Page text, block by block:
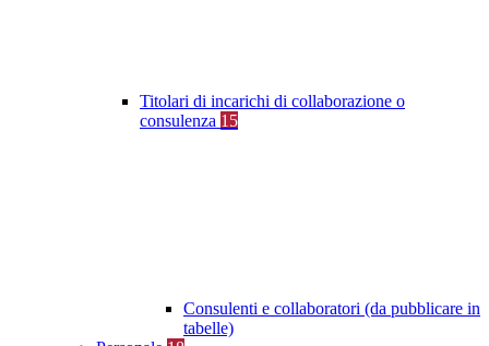
Titolari di incarichi di collaborazione o
consulenza 15
Consulenti e collaboratori (da pubblicare in
tabelle)